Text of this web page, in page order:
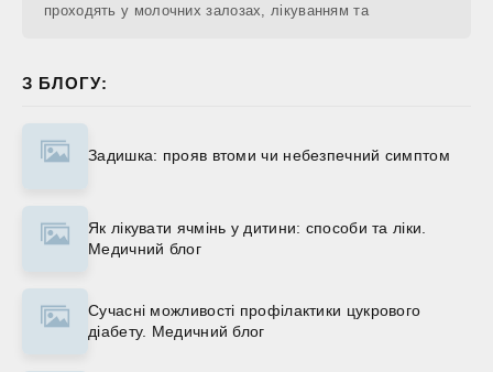
проходять у молочних залозах, лікуванням та
З БЛОГУ:
Задишка: прояв втоми чи небезпечний симптом
Як лікувати ячмінь у дитини: способи та ліки.
Медичний блог
Сучасні можливості профілактики цукрового
діабету. Медичний блог